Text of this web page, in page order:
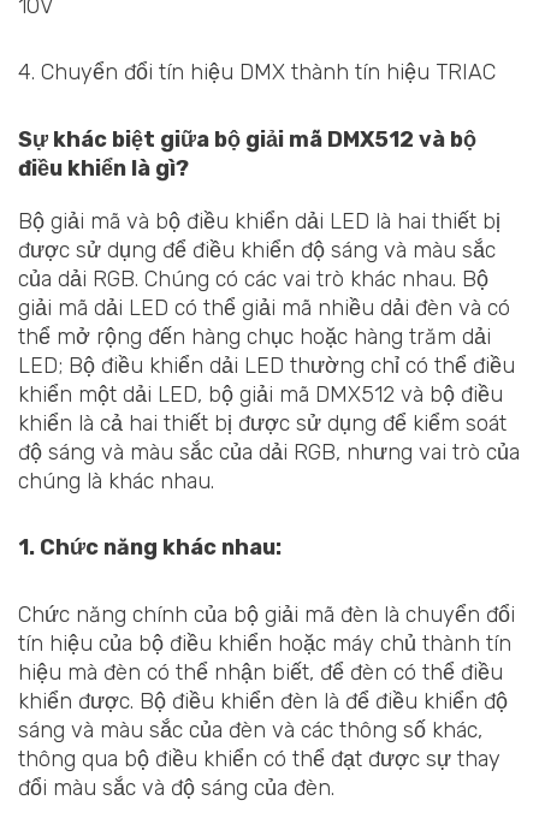
10V
4. Chuyển đổi tín hiệu DMX thành tín hiệu TRIAC
Sự khác biệt giữa bộ giải mã DMX512 và bộ
điều khiển là gì?
Bộ giải mã và bộ điều khiển dải LED là hai thiết bị
được sử dụng để điều khiển độ sáng và màu sắc
của dải RGB. Chúng có các vai trò khác nhau. Bộ
giải mã dải LED có thể giải mã nhiều dải đèn và có
thể mở rộng đến hàng chục hoặc hàng trăm dải
LED; Bộ điều khiển dải LED thường chỉ có thể điều
khiển một dải LED, bộ giải mã DMX512 và bộ điều
khiển là cả hai thiết bị được sử dụng để kiểm soát
độ sáng và màu sắc của dải RGB, nhưng vai trò của
chúng là khác nhau.
1. Chức năng khác nhau:
Chức năng chính của bộ giải mã đèn là chuyển đổi
tín hiệu của bộ điều khiển hoặc máy chủ thành tín
hiệu mà đèn có thể nhận biết, để đèn có thể điều
khiển được. Bộ điều khiển đèn là để điều khiển độ
sáng và màu sắc của đèn và các thông số khác,
thông qua bộ điều khiển có thể đạt được sự thay
đổi màu sắc và độ sáng của đèn.